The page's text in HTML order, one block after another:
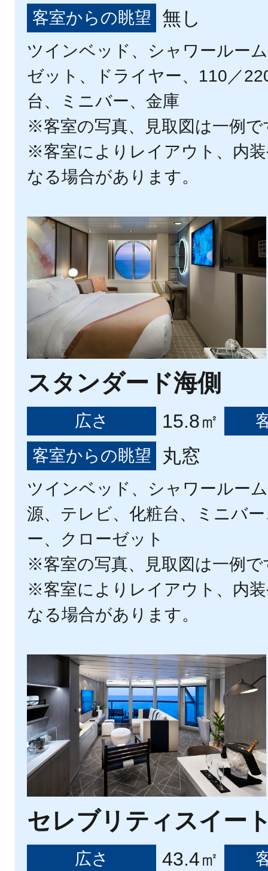
客室からの眺望 無し
ツインベッド、シャワールー
ゼット、ドライヤー、110／
台、ミニバー、金庫
※客室の写真、見取図は一例で
※客室によりレイアウト、内
なる場合があります。
スタンダード海側
広さ 15.8㎡
客室からの眺望
丸窓
ツインベッド、シャワールー
源、テレビ、化粧台、ミニバ
ー、クローゼット
※客室の写真、見取図は一例で
※客室によりレイアウト、内
なる場合があります。
セレブリティスイー
広さ 43.4㎡